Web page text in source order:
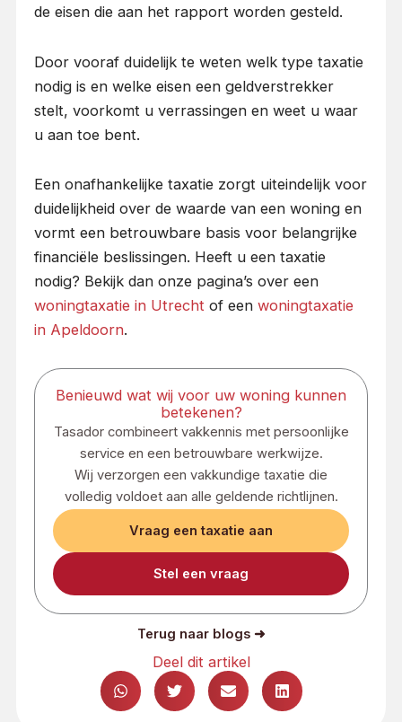
de eisen die aan het rapport worden gesteld.
Door vooraf duidelijk te weten welk type taxatie
nodig is en welke eisen een geldverstrekker
stelt, voorkomt u verrassingen en weet u waar
u aan toe bent.
Een onafhankelijke taxatie zorgt uiteindelijk voor
duidelijkheid over de waarde van een woning en
vormt een betrouwbare basis voor belangrijke
financiële beslissingen. Heeft u een taxatie
nodig? Bekijk dan onze pagina’s over een
woningtaxatie in Utrecht of een woningtaxatie
in Apeldoorn.
Benieuwd wat wij voor uw woning kunnen
betekenen?
Tasador combineert vakkennis met persoonlijke
service en een betrouwbare werkwijze.
Wij verzorgen een vakkundige taxatie die
volledig voldoet aan alle geldende richtlijnen.
Vraag een taxatie aan
Stel een vraag
Terug naar blogs ➜
Deel dit artikel